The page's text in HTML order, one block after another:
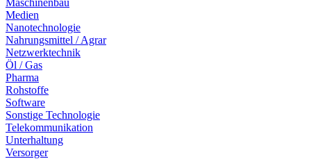
Maschinenbau
Medien
Nanotechnologie
Nahrungsmittel / Agrar
Netzwerktechnik
Öl / Gas
Pharma
Rohstoffe
Software
Sonstige Technologie
Telekommunikation
Unterhaltung
Versorger